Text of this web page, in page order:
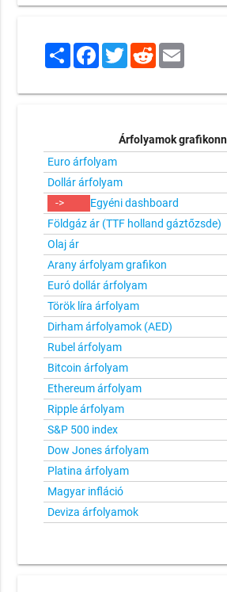
ShareFacebook
TwitterRedditEmail
Árfolyamok
Euro árfolyam
Dollár árfolyam
->
Egyéni dashboard
Földgáz ár (TTF holland gáztőzsde)
Olaj ár
Arany árfolyam grafikon
Euró dollár árfolyam
Török líra árfolyam
Dirham árfolyamok (AED)
Rubel árfolyam
Bitcoin árfolyam
Ethereum árfolyam
Ripple árfolyam
S&P 500 index
Dow Jones árfolyam
Platina árfolyam
Magyar infláció
Deviza árfolyamok